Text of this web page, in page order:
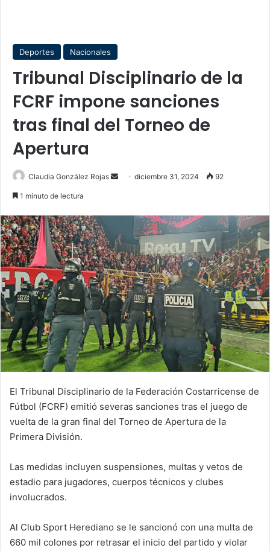
Deportes Nacionales
Tribunal Disciplinario de la
FCRF impone sanciones
tras final del Torneo de
Apertura
Claudia González Rojas
Senddiciembre 31, 2024 92
1 minuto de lectura
El Tribunal Disciplinario de la Federación Costarricense de
Fútbol (FCRF) emitió severas sanciones tras el juego de
vuelta de la gran final del Torneo de Apertura de la
Primera División.
Las medidas incluyen suspensiones, multas y vetos de
estadio para jugadores, cuerpos técnicos y clubes
involucrados.
Al Club Sport Herediano se le sancionó con una multa de
660 mil colones por retrasar el inicio del partido y violar